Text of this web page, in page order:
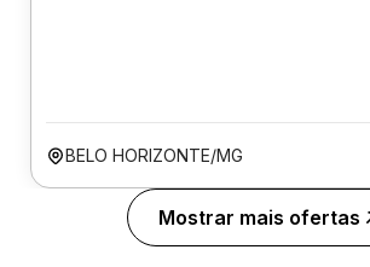
BELO HORIZONTE/MG
Mostrar mais ofertas